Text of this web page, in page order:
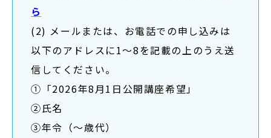
ら
(2) メールまたは、お電話での申し込みは
以下のアドレスに1～8を記載の上のうえ送
信してください。
①「2026年8月1日公開講座希望」
②氏名
③年令（～歳代）